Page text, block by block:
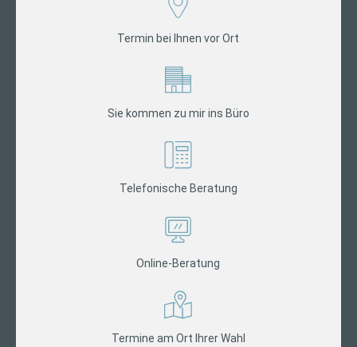
Termin bei Ihnen vor Ort
Sie kommen zu mir ins Büro
Telefonische Beratung
Online-Beratung
Termine am Ort Ihrer Wahl